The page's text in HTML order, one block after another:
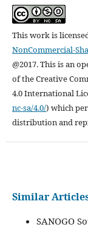
This work is
NonCommercial-
@2017. This is an
of the Creative
4.0 International
nc-sa/4.0/) which
distribution and
Similar
SANOGO